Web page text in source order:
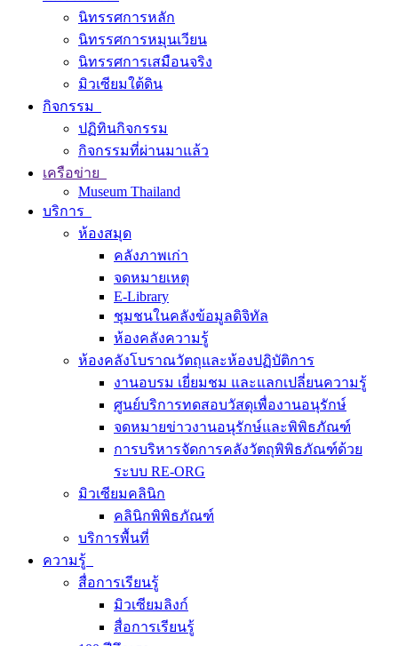
นิทรรศการหลัก
นิทรรศการหมุนเวียน
นิทรรศการเสมือนจริง
มิวเซียมใต้ดิน
กิจกรรม
ปฏิทินกิจกรรม
กิจกรรมที่ผ่านมาแล้ว
เครือข่าย
Museum Thailand
บริการ
ห้องสมุด
คลังภาพเก่า
จดหมายเหตุ
E-Library
ชุมชนในคลังข้อมูลดิจิทัล
ห้องคลังความรู้
ห้องคลังโบราณวัตถุและห้องปฏิบัติการ
งานอบรม เยี่ยมชม และแลกเปลี่ยนความรู้
ศูนย์บริการทดสอบวัสดุเพื่องานอนุรักษ์
จดหมายข่าวงานอนุรักษ์และพิพิธภัณฑ์
การบริหารจัดการคลังวัตถุพิพิธภัณฑ์ด้วย
ระบบ RE-ORG
มิวเซียมคลินิก
คลินิกพิพิธภัณฑ์
บริการพื้นที่
ความรู้
สื่อการเรียนรู้
มิวเซียมลิงก์
สื่อการเรียนรู้